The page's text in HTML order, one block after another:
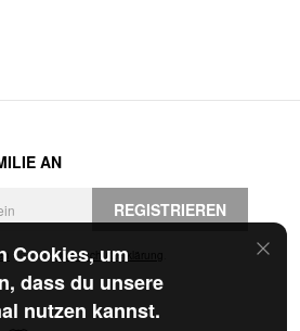
Cookies, um
dass du unsere
nutzen kannst.
AN
REGISTRIEREN
und die Datenschutzerklärung